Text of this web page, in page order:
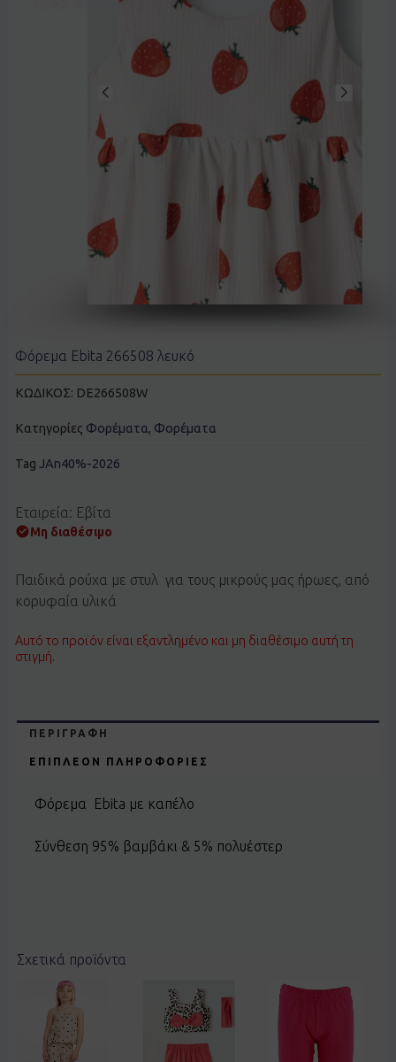
Φόρεμα Ebita 266508 λευκό
ΚΩΔΙΚΟΣ: DE266508W
Κατηγορίες Φορέματα, Φορέματα
Tag JAn40%-2026
Εταιρεία: Εβίτα
Μη διαθέσιμο
Παιδικά ρούχα με στυλ για τους μικρούς μας ήρωες, από
κορυφαία υλικά
Αυτό το προϊόν είναι εξαντλημένο και μη διαθέσιμο αυτή τη
στιγμή.
ΠΕΡΙΓΡΑΦΉ
ΕΠΙΠΛΈΟΝ ΠΛΗΡΟΦΟΡΊΕΣ
Φόρεμα Ebita με καπέλο
Σύνθεση 95% βαμβάκι & 5% πολυέστερ
Σχετικά προϊόντα